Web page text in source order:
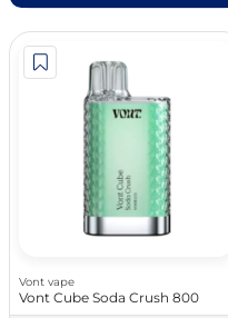
Vont vape
Vont Cube Soda Crush 800